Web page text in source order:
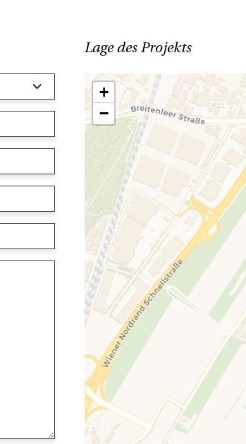
Lage des Projekts
+
−